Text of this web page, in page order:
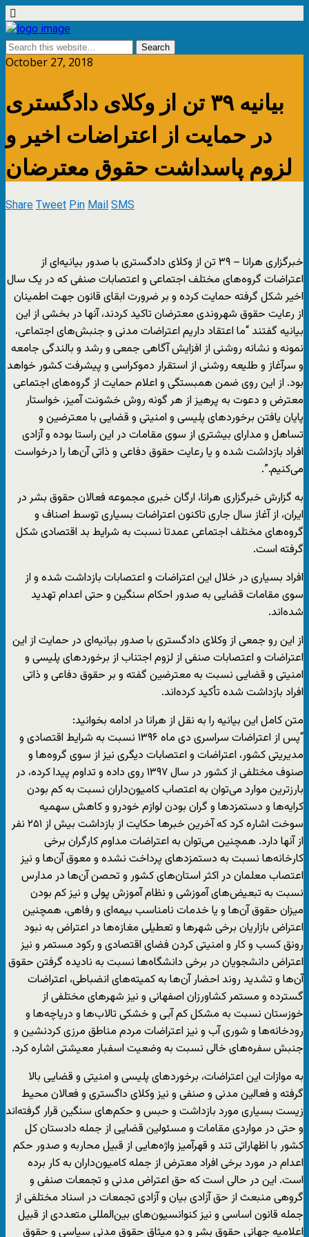
October 27, 2018
بیانیه ۳۹ تن از وکلای دادگستری
در حمایت از اعتراضات اخیر و
لزوم پاسداشت حقوق معترضان
ShareTweetPinMailSMS
خبرگزاری هرانا – ۳۹ تن از وکلای دادگستری با صدور بیانیه‌ای از
اعتراضات گروه‌های مختلف اجتماعی و اعتصابات صنفی که در یک سال
اخیر شکل گرفته حمایت کرده و بر ضرورت ابقای قانون جهت اطمینان
از رعایت حقوق شهروندی معترضان تاکید کردند، آنها در بخشی از این
بیانیه گفتند “ما اعتقاد داریم اعتراضات مدنی و جنبش‌های اجتماعی،
نمونه و نشانه روشنی از افزایش آگاهی جمعی و رشد و بالندگی جامعه
و سرآغاز و طلیعه روشنی از استقرار دموکراسی و پیشرفت کشور خواهد
بود. از این روی ضمن همبستگی و اعلام حمایت از گروه‌های اجتماعی
معترض و دعوت به پرهیز از هر گونه روش خشونت آمیز، خواستار
پایان یافتن برخوردهای پلیسی و امنیتی و قضایی با معترضین و
تساهل و مدارای بیشتری از سوی مقامات در این راستا بوده و آزادی
افراد بازداشت شده و یا رعایت حقوق دفاعی و ذاتی آن‌ها را درخواست
می‌کنیم.”.
به گزارش خبرگزاری هرانا، ارگان خبری مجموعه فعالان حقوق بشر در
ایران، از آغاز سال جاری تاکنون اعتراضات بسیاری توسط اصناف و
گروه‌های مختلف اجتماعی عمدتا نسبت به شرایط بد اقتصادی شکل
گرفته است.
افراد بسیاری در خلال این اعتراضات و اعتصابات بازداشت شده و از
سوی مقامات قضایی به صدور احکام سنگین و حتی اعدام تهدید
شده‌اند.
از این رو جمعی از وکلای دادگستری با صدور بیانیه‌ای در حمایت از این
اعتراضات و اعتصابات صنفی از لزوم اجتناب از برخوردهای پلیسی و
امنیتی و قضایی نسبت به معترضین گفته و بر حقوق دفاعی و ذاتی
افراد بازداشت شده تأکید کرده‌اند.
متن کامل این بیانیه را به نقل از هرانا در ادامه بخوانید:
“پس از اعتراضات سراسری دی ماه ۱۳۹۶ نسبت به شرایط اقتصادی و
مدیریتی کشور، اعتراضات و اعتصابات دیگری نیز از سوی گروه‌ها و
صنوف مختلفی از کشور در سال ۱۳۹۷ روی داده و تداوم پیدا کرده، در
بارزترین موارد می‌توان به اعتصاب کامیون‌داران نسبت به کم بودن
کرایه‌ها و دستمزدها و گران بودن لوازم خودرو و کاهش سهمیه
سوخت اشاره کرد که آخرین خبرها حکایت از بازداشت بیش از ۲۵۱ نفر
از آنها دارد. همچنین می‌توان به اعتراضات مداوم کارگران برخی
کارخانه‌ها نسبت به دستمزدهای پرداخت نشده و معوق آن‌ها و نیز
اعتصاب معلمان در اکثر استان‌های کشور و تحصن آن‌ها در مدارس
نسبت به تبعیض‌های آموزشی و نظام آموزش پولی و نیز کم بودن
میزان حقوق آن‌ها و یا خدمات نامناسب بیمه‌ای و رفاهی، همچنین
اعتراض بازاریان برخی شهرها و تعطیلی مغازه‌ها در اعتراض به نبود
رونق کسب و کار و امنیتی کردن فضای اقتصادی و رکود مستمر و نیز
اعتراض دانشجویان در برخی دانشگاه‌ها نسبت به نادیده گرفتن حقوق
آن‌ها و تشدید روند احضار آن‌ها به کمیته‌های انضباطی، اعتراضات
گسترده و مستمر کشاورزان اصفهانی و نیز شهرهای مختلفی از
خوزستان نسبت به مشکل کم آبی و خشکی تالاب‌ها و دریاچه‌ها و
رودخانه‌ها و شوری آب و نیز اعتراضات مردم مناطق مرزی کردنشین و
جنبش سفره‌های خالی نسبت به وضعیت اسفبار معیشتی اشاره کرد.
به موازات این اعتراضات، برخوردهای پلیسی و امنیتی و قضایی بالا
گرفته و فعالین مدنی و صنفی و نیز وکلای داگستری و فعالان محیط
زیست بسیاری مورد بازداشت و حبس و حکم‌های سنگین قرار گرفته‌اند
و حتی در مواردی مقامات و مسئولین قضایی از جمله دادستان کل
کشور با اظهاراتی تند و قهرآمیز واژه‌هایی از قبیل محاربه و صدور حکم
اعدام در مورد برخی افراد معترض از جمله کامیون‌داران به کار برده
است. این در حالی است که حق اعتراض مدنی و تجمعات صنفی و
گروهی منبعث از حق آزادی بیان و آزادی تجمعات در اسناد مختلفی از
جمله قانون اساسی و نیز کنوانسیون‌های بین‌المللی متعددی از قبیل
اعلامیه جهانی حقوق بشر و دو میثاق حقوق مدنی سیاسی و حقوق